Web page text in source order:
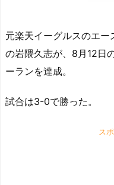
元楽天イーグルスのエ
の岩隈久志が、8月12日
ーランを達成。
試合は3-0で勝った。
ス